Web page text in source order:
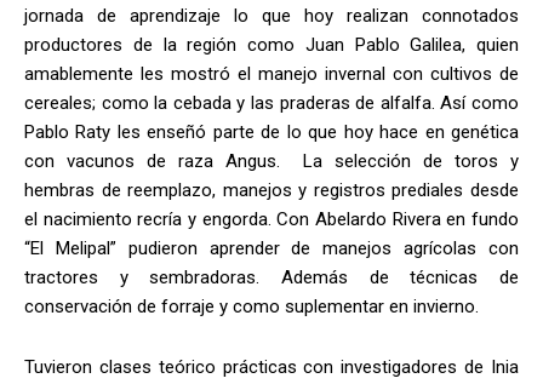
jornada de aprendizaje lo que hoy realizan connotados
productores de la región como Juan Pablo Galilea, quien
amablemente les mostró el manejo invernal con cultivos de
cereales; como la cebada y las praderas de alfalfa. Así como
Pablo Raty les enseñó parte de lo que hoy hace en genética
con vacunos de raza Angus. La selección de toros y
hembras de reemplazo, manejos y registros prediales desde
el nacimiento recría y engorda. Con Abelardo Rivera en fundo
“El Melipal” pudieron aprender de manejos agrícolas con
tractores y sembradoras. Además de técnicas de
conservación de forraje y como suplementar en invierno.
Tuvieron clases teórico prácticas con investigadores de Inia